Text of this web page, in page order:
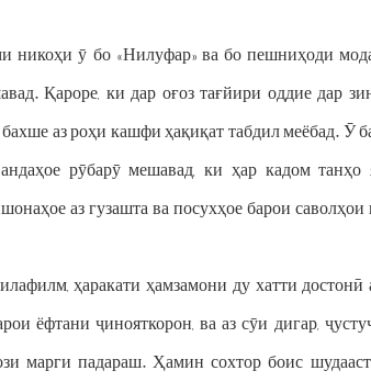
никоҳи ӯ бо «Нилуфар» ва бо пешниҳоди
Қароре, ки дар оғоз тағйири оддие дар
аз роҳи кашфи ҳақиқат табдил меёбад. Ӯ
рӯбарӯ мешавад, ки ҳар кадом танҳо
аз гузашта ва посухҳое барои
ҳаракати ҳамзамони ду хатти достонӣ
ёфтани ҷинояткорон, ва аз сӯи дигар,
марги падараш. Ҳамин сохтор боис